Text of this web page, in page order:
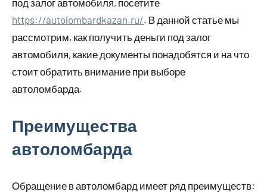
под залог автомобиля, посетите
https://autolombardkazan.ru/. В данной статье мы
рассмотрим, как получить деньги под залог
автомобиля, какие документы понадобятся и на что
стоит обратить внимание при выборе
автоломбарда.
Преимущества
автоломбарда
Обращение в автоломбард имеет ряд преимуществ: